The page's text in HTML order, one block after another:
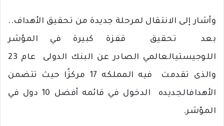
وأشار إلى الانتقال لمرحلة جديدة من تحقيق الأهداف..
بعد
تحقيق قفزة كبيرة في
المؤشر
اللوجيستيالعالمي الصادر عن البنك الدولى عام
والذى
تقدمت فيه المملكه مركزًا حيث
تتضمن
الأهدافالجديده الدخول في قائمه أفضل دول في
المؤشر.